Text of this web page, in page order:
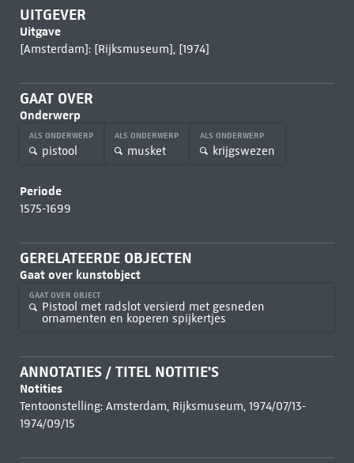
UITGEVER
Uitgave
[Amsterdam]: [Rijksmuseum], [1974]
GAAT OVER
Onderwerp
ALS ONDERWERP
pistool
ALS ONDERWERP
musket
ALS ONDERWERP
krijgswezen
Periode
1575-1699
GERELATEERDE OBJECTEN
Gaat over kunstobject
GAAT OVER OBJECT
Pistool met radslot versierd met gesneden
ornamenten en koperen spijkertjes
ANNOTATIES / TITEL NOTITIE'S
Notities
Tentoonstelling: Amsterdam, Rijksmuseum, 1974/07/13-
1974/09/15